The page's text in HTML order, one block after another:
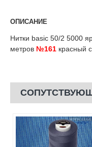
ОПИСАНИЕ
Нитки basic 50/2 5000
метров №161 красный